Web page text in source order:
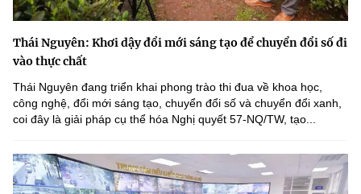
Thái Nguyên: Khơi dậy đổi mới sáng tạo để chuyển đổi số đi
vào thực chất
Thái Nguyên đang triển khai phong trào thi đua về khoa học,
công nghệ, đổi mới sáng tạo, chuyển đổi số và chuyển đổi xanh,
coi đây là giải pháp cụ thể hóa Nghị quyết 57-NQ/TW, tạo...